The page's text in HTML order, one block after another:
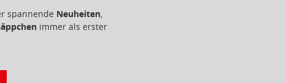
spannende Neuheiten,
immer als erster